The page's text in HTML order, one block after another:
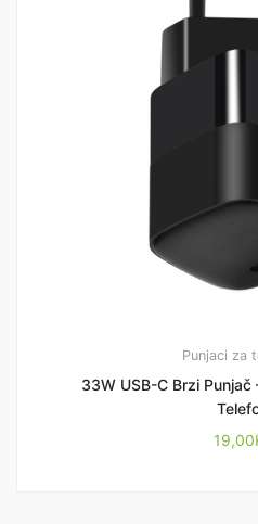
Punjaci za
33W USB-C Brzi
19,00